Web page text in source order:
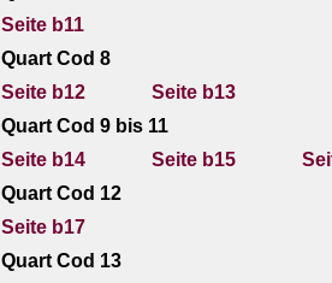
Seite b11
Quart Cod 8
Seite b12
Seite b13
Quart Cod 9 bis 11
Seite b14
Seite b15
Quart Cod 12
Seite b17
Quart Cod 13